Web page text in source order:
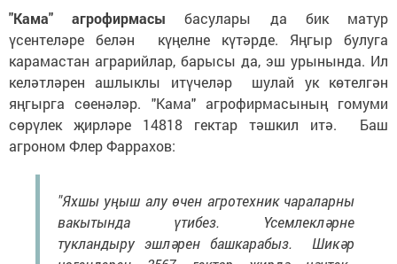
"Кама" агрофирмасы басулары да бик матур
үсентеләре белән күңелне күтәрде. Яңгыр булуга
карамастан аграрийлар, барысы да, эш урынында. Ил
келәтләрен ашлыклы итүчеләр шулай ук көтелгән
яңгырга сөенәләр. "Кама" агрофирмасының гомуми
сөрүлек җирләре 14818 гектар тәшкил итә. Баш
агроном Флер Фаррахов:
"Яхшы уңыш алу өчен агротехник чараларны
вакытында үтибез. Үсемлекләрне
тукландыру эшләрен башкарабыз. Шикәр